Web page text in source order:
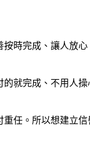
時完成、讓人放
就完成、不用人
任。所以想建